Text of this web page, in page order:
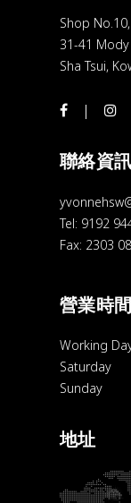
Shop
31-41 Mody
Sha Tsui,
聯絡資訊
Tel: 9192
Fax: 2303
營業時間
Working
Saturday
Sunday
地址